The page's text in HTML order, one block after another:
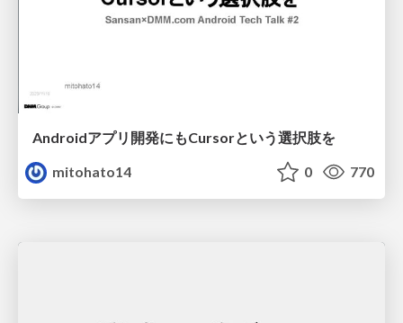
Androidアプリ開発にもCursorという選択肢を
mitohato14
0 770